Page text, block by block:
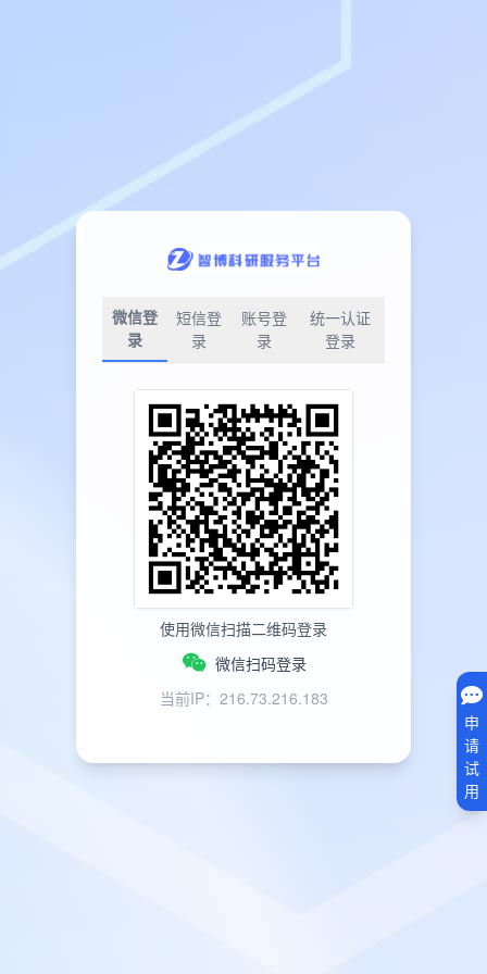
微信登
录
短信登
录
账号登
录
统一认证
登录
使用微信扫描二维码登录
微信扫码登录
当前IP：216.73.216.183
申
请
试
用